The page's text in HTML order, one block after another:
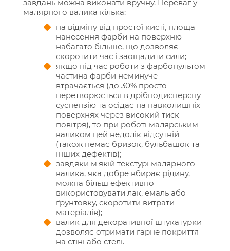
завдань можна виконати вручну. Переваг у
малярного валика кілька:
на відміну від простої кисті, площа
нанесення фарби на поверхню
набагато більше, що дозволяє
скоротити час і заощадити сили;
якщо під час роботи з фарбопультом
частина фарби неминуче
втрачається (до 30% просто
перетворюється в дрібнодисперсну
суспензію та осідає на навколишніх
поверхнях через високий тиск
повітря), то при роботі малярським
валиком цей недолік відсутній
(також немає бризок, бульбашок та
інших дефектів);
завдяки м'якій текстурі малярного
валика, яка добре вбирає рідину,
можна більш ефективно
використовувати лак, емаль або
ґрунтовку, скоротити витрати
матеріалів);
валик для декоративної штукатурки
дозволяє отримати гарне покриття
на стіні або стелі.